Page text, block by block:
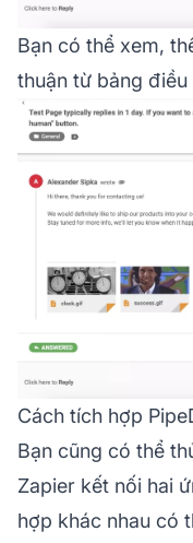
Bạn có thể xem,
thuận từ bảng điều
Cách tích hợp
Bạn cũng có thể
Zapier kết nối hai
hợp khác nhau có